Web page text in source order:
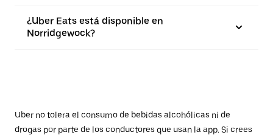
¿Uber Eats está disponible en
Norridgewock?
Uber no tolera el consumo de bebidas alcohólicas ni de
drogas por parte de los conductores que usan la app. Si crees